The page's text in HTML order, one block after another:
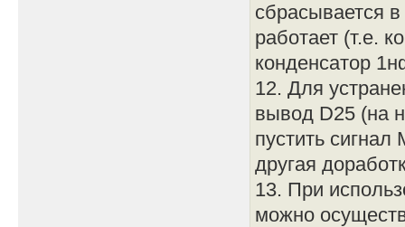
сбрасывается
работает (т.е.
конденсатор
12. Для
вывод D25 (на
пустить
другая
13. При
можно